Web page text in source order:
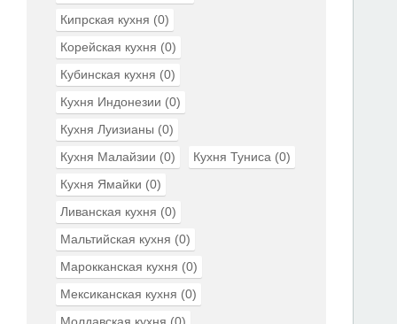
Кипрская кухня (0)
Корейская кухня (0)
Кубинская кухня (0)
Кухня Индонезии (0)
Кухня Луизианы (0)
Кухня Малайзии (0) Кухня Туниса (0)
Кухня Ямайки (0)
Ливанская кухня (0)
Мальтийская кухня (0)
Марокканская кухня (0)
Мексиканская кухня (0)